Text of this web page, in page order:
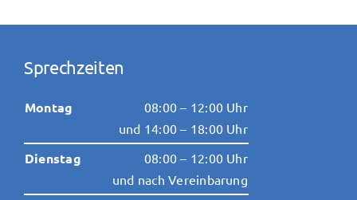
Sprechzeiten
Montag
08:00 – 12:00 Uhr
und 14:00 – 18:00 Uhr
Dienstag
08:00 – 12:00 Uhr
und nach Vereinbarung